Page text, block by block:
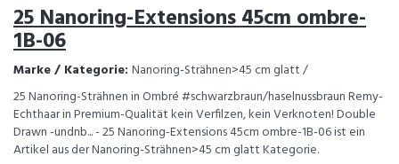
25 Nanoring-Extensions 45cm ombre-
1B-06
Marke / Kategorie: Nanoring-Strähnen>45 cm glatt /
25 Nanoring-Strähnen in Ombré #schwarzbraun/haselnussbraun Remy-
Echthaar in Premium-Qualität kein Verfilzen, kein Verknoten! Double
Drawn -undnb... - 25 Nanoring-Extensions 45cm ombre-1B-06 ist ein
Artikel aus der Nanoring-Strähnen>45 cm glatt Kategorie.